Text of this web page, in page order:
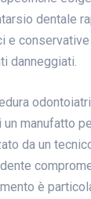
dentale
e
danneggiati.
manufatto
da un
è